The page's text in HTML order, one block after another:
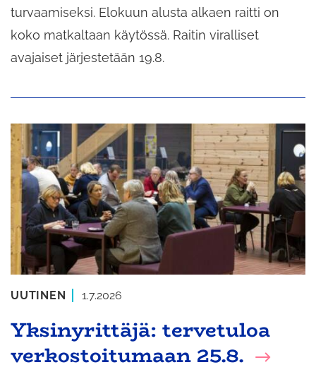
turvaamiseksi. Elokuun alusta alkaen raitti on
koko matkaltaan käytössä. Raitin viralliset
avajaiset järjestetään 19.8.
Yksinyrittäjä: tervetuloa
verkostoitumaan 25.8.
UUTINEN 1.7.2026